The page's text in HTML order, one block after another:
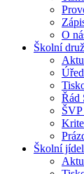
O
Školní
Řád
Školní